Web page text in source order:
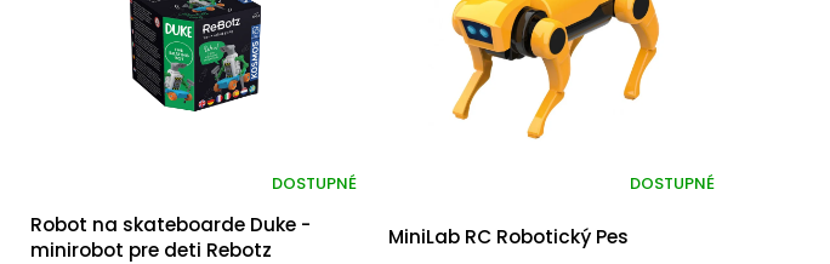
Robot na skateboarde Duke -
minirobot pre deti Rebotz
DOSTUPNÉ
MiniLab RC Robotický Pes
DOSTUPNÉ